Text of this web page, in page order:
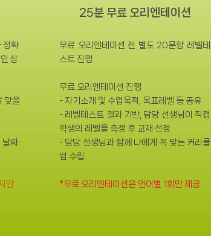
정확
상
맞을
날짜
만
25분무료 오리엔테이션
무료 오리엔테이션 전 별도 20문항 레벨테
스트 진행
무료 오리엔테이션 진행
- 자기소개 및 수업목적, 목표레벨 등 공유
- ​레벨테스트 결과 기반, 담당 선생님이 직접
학생의 레벨을 측정 후 교재 선정
- 담당 선생님과 함께 나에게 꼭 맞는 커리큘
럼 수립
*무료 오리엔테이션은 언어별 1회만 제공